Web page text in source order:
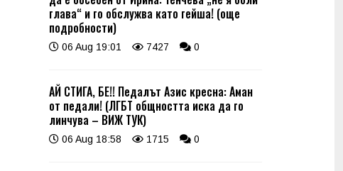
глава“ и го обслужва като гейша! (още
подробности)
06 Aug 19:01 7427 0
АЙ СТИГА, БЕ!! Педалът Азис кресна: Аман
от педали! (ЛГБТ общността иска да го
линчува – ВИЖ ТУК)
06 Aug 18:58 1715 0